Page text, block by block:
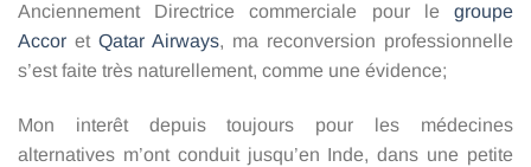
Anciennement Directrice commerciale pour le groupe
Accor et Qatar Airways, ma reconversion professionnelle
s’est faite très naturellement, comme une évidence;
Mon interêt depuis toujours pour les médecines
alternatives m’ont conduit jusqu’en Inde, dans une petite